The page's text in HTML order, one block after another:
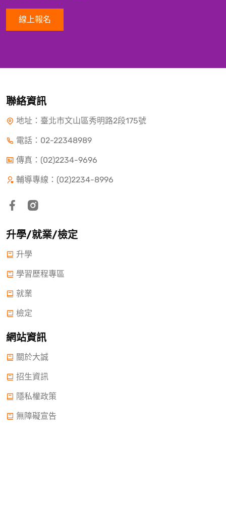
線上報名
聯絡資訊
地址：臺北市文山區秀明路2段175號
電話： 02-22348989
傳真：(02)2234-9696
輔導專線：(02)2234-8996
升學/就業/檢定
升學
學習歷程專區
就業
檢定
網站資訊
關於大誠
招生資訊
隱私權政策
無障礙宣告